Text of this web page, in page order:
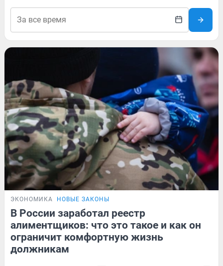
ЭКОНОМИКА НОВЫЕ ЗАКОНЫ
В России заработал реестр
алиментщиков: что это такое и как он
ограничит комфортную жизнь
должникам